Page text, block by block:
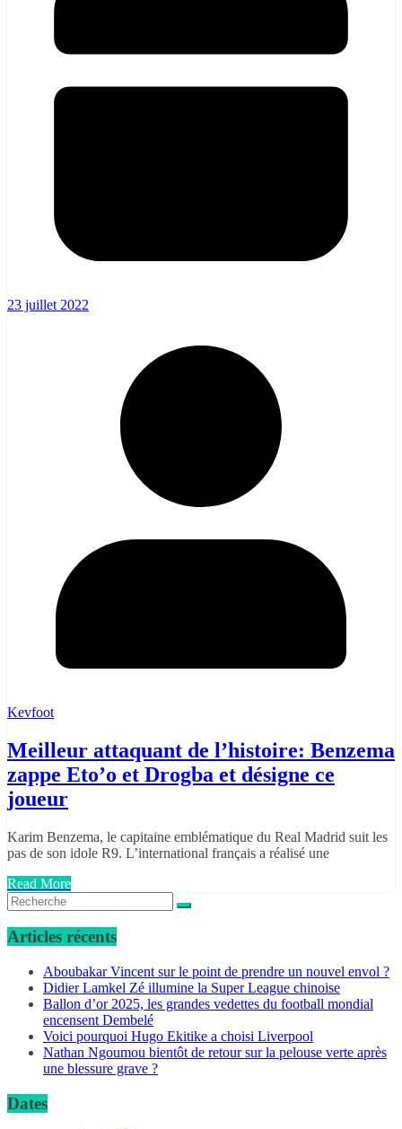
23 juillet 2022
Kevfoot
Meilleur attaquant de l’histoire: Benzema
zappe Eto’o et Drogba et désigne ce
joueur
Karim Benzema, le capitaine emblématique du Real Madrid suit les
pas de son idole R9. L’international français a réalisé une
Read More
Articles récents
Aboubakar Vincent sur le point de prendre un nouvel envol ?
Didier Lamkel Zé illumine la Super League chinoise
Ballon d’or 2025, les grandes vedettes du football mondial
encensent Dembelé
Voici pourquoi Hugo Ekitike a choisi Liverpool
Nathan Ngoumou bientôt de retour sur la pelouse verte après
une blessure grave ?
Dates